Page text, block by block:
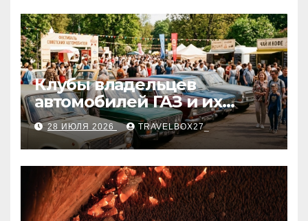
Клубы владельцев
автомобилей ГАЗ и их
мероприятия
28 ИЮЛЯ 2026 TRAVELBOX27_